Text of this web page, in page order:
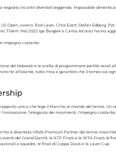
regalato incontri diventati leggenda. Impossibile
Open, ovvero: Rod Laver, Chris Evert, Stefan Edberg,
Thiem. Nel 2022 Iga Świątek e Carlos Alcaraz hanno
impegno costante.
del tiebreak e la scelta di programmare partite serali
all'istante, tutto mira a garantire che il torneo sia
unico che lega il Marchio al mondo del tennis. Un
l'eleganza dei movimenti, l'impegno
è diventato infatti Premium Partner del tennis
del Grand Slam®, le ATP Finals e le WTA Finals di
a squadre, le finali di Coppa Davis e la Laver Cup.